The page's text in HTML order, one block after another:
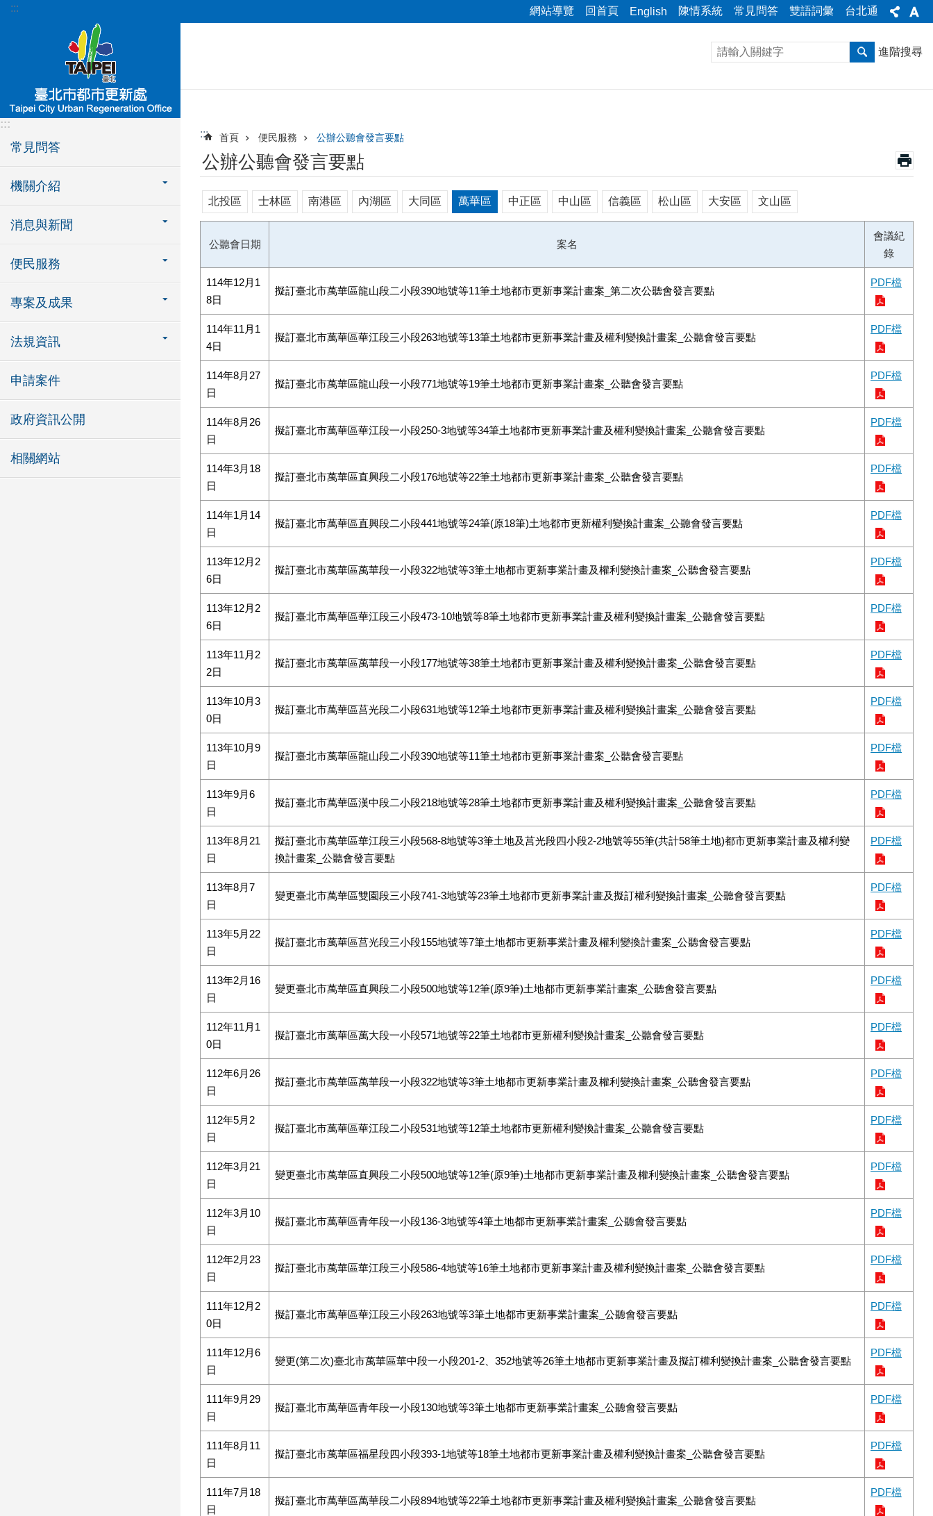
跳到主要內容區塊
::: 網站導覽 回首頁 English 陳情系統 常見問答 雙語詞彙 台北通
:::
常見問答
機關介紹
消息與新聞
便民服務
專案及成果
法規資訊
申請案件
政府資訊公開
相關網站
進階搜尋
::: 首頁 便民服務 公辦公聽會發言要點
公辦公聽會發言要點
北投區 士林區 南港區 內湖區 大同區 萬華區 中正區 中山區 信義區 松山區 大安區 文山區
公聽會日期 案名
會議紀
錄
114年12月1
8日
擬訂臺北市萬華區龍山段二小段390地號等11筆土地都市更新事業計畫案_第二次公聽會發言要點
PDF檔
114年11月1
4日
擬訂臺北市萬華區華江段三小段263地號等13筆土地都市更新事業計畫及權利變換計畫案_公聽會發言要點
PDF檔
114年8月27
日
擬訂臺北市萬華區龍山段一小段771地號等19筆土地都市更新事業計畫案_公聽會發言要點
PDF檔
114年8月26
日
擬訂臺北市萬華區華江段一小段250-3地號等34筆土地都市更新事業計畫及權利變換計畫案_公聽會發言要點
PDF檔
114年3月18
日
擬訂臺北市萬華區直興段二小段176地號等22筆土地都市更新事業計畫案_公聽會發言要點
PDF檔
114年1月14
日
擬訂臺北市萬華區直興段二小段441地號等24筆(原18筆)土地都市更新權利變換計畫案_公聽會發言要點
PDF檔
113年12月2
6日
擬訂臺北市萬華區萬華段一小段322地號等3筆土地都市更新事業計畫及權利變換計畫案_公聽會發言要點
PDF檔
113年12月2
6日
擬訂臺北市萬華區華江段三小段473-10地號等8筆土地都市更新事業計畫及權利變換計畫案_公聽會發言要點
PDF檔
113年11月2
2日
擬訂臺北市萬華區萬華段一小段177地號等38筆土地都市更新事業計畫及權利變換計畫案_公聽會發言要點
PDF檔
113年10月3
0日
擬訂臺北市萬華區莒光段二小段631地號等12筆土地都市更新事業計畫及權利變換計畫案_公聽會發言要點
PDF檔
113年10月9
日
擬訂臺北市萬華區龍山段二小段390地號等11筆土地都市更新事業計畫案_公聽會發言要點
PDF檔
113年9月6
日
擬訂臺北市萬華區漢中段二小段218地號等28筆土地都市更新事業計畫及權利變換計畫案_公聽會發言要點
PDF檔
113年8月21
日
擬訂臺北市萬華區華江段三小段568-8地號等3筆土地及莒光段四小段2-2地號等55筆(共計58筆土地)都市更新事業計畫及權利變
換計畫案_公聽會發言要點
PDF檔
113年8月7
日
變更臺北市萬華區雙園段三小段741-3地號等23筆土地都市更新事業計畫及擬訂權利變換計畫案_公聽會發言要點
PDF檔
113年5月22
日
擬訂臺北市萬華區莒光段三小段155地號等7筆土地都市更新事業計畫及權利變換計畫案_公聽會發言要點
PDF檔
113年2月16
日
變更臺北市萬華區直興段二小段500地號等12筆(原9筆)土地都市更新事業計畫案_公聽會發言要點
PDF檔
112年11月1
0日
擬訂臺北市萬華區萬大段一小段571地號等22筆土地都市更新權利變換計畫案_公聽會發言要點
PDF檔
112年6月26
日
擬訂臺北市萬華區萬華段一小段322地號等3筆土地都市更新事業計畫及權利變換計畫案_公聽會發言要點
PDF檔
112年5月2
日
擬訂臺北市萬華區華江段二小段531地號等12筆土地都市更新權利變換計畫案_公聽會發言要點
PDF檔
112年3月21
日
變更臺北市萬華區直興段二小段500地號等12筆(原9筆)土地都市更新事業計畫及權利變換計畫案_公聽會發言要點
PDF檔
112年3月10
日
擬訂臺北市萬華區青年段一小段136-3地號等4筆土地都市更新事業計畫案_公聽會發言要點
PDF檔
112年2月23
日
擬訂臺北市萬華區華江段三小段586-4地號等16筆土地都市更新事業計畫及權利變換計畫案_公聽會發言要點
PDF檔
111年12月2
0日
擬訂臺北市萬華區華江段三小段263地號等3筆土地都市更新事業計畫案_公聽會發言要點
PDF檔
111年12月6
日
變更(第二次)臺北市萬華區華中段一小段201-2、352地號等26筆土地都市更新事業計畫及擬訂權利變換計畫案_公聽會發言要點
PDF檔
111年9月29
日
擬訂臺北市萬華區青年段一小段130地號等3筆土地都市更新事業計畫案_公聽會發言要點
PDF檔
111年8月11
日
擬訂臺北市萬華區福星段四小段393-1地號等18筆土地都市更新事業計畫及權利變換計畫案_公聽會發言要點
PDF檔
111年7月18
日
擬訂臺北市萬華區萬華段二小段894地號等22筆土地都市更新事業計畫及權利變換計畫案_公聽會發言要點
PDF檔